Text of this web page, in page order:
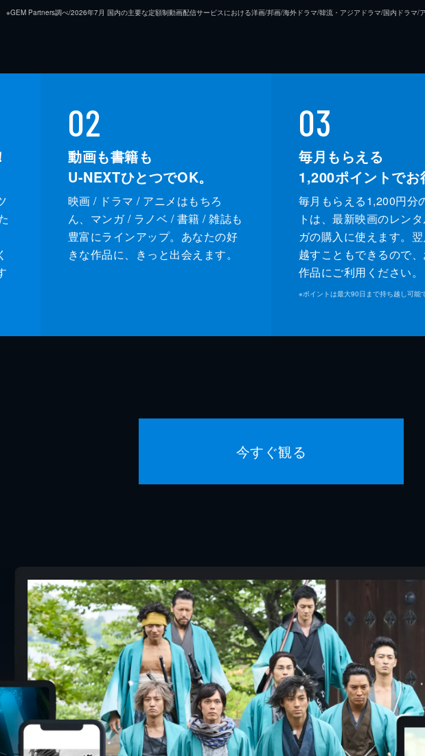
※GEM Partners調べ/2026年7⽉ 国内の主要な定額制動画配信サービスにおける洋画/邦画/海外ドラマ/韓流・アジアドラマ/国内ドラマ/
02
動画も書籍も
U-NEXTひとつでOK。
映画 / ドラマ / アニメはもちろ
ん、マンガ / ラノベ / 書籍 / 雑誌も
豊富にラインアップ。あなたの好
きな作品に、きっと出会えます。
03
毎月もらえる
1,200ポイントでお
毎月もらえる1,200円分
トは、最新映画のレン
ガの購入に使えます。
越すこともできるので
作品にご利用ください。
※ポイントは最大90日まで持ち越し可能
今すぐ観る